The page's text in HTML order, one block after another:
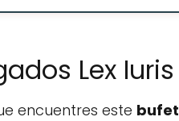
Lex
encuentres este